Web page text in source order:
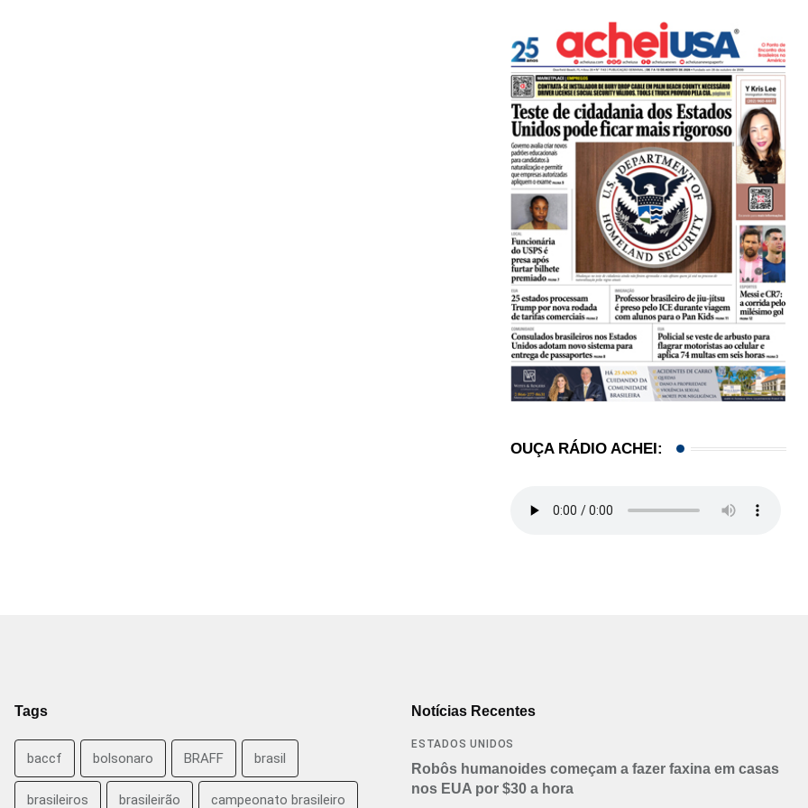
OUÇA RÁDIO ACHEI:
Tags
baccf bolsonaro BRAFF brasil
brasileiros brasileirão campeonato brasileiro
Notícias Recentes
ESTADOS UNIDOS
Robôs humanoides começam a fazer faxina em casas
nos EUA por $30 a hora